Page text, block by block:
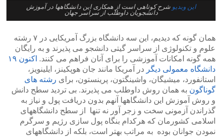
این ویدیو شرح کوتاهی است از همکاری این دانشگاهها در آموزش
دانشجویان داوطلب از سراسر جهان
همان گونه که دیدیم، این سه دانشگاه بزرگ آمریکایی در ۷ رشته
علوم و تکنولوژی از سراسر گیتی دانشجو می پذیرند و به رایگان
همه گونه امکانات آموزشی را برای آنان فراهم می کنند.
اکنون ۱۹
دانشگاه معمولی دیگر در آمریکا مانند جان هوپکینز، ایلینویز،
استانفورد، میشیگان، واشینگتون، پرینستون، برای رشته های
گوناگون به همان روش داوطلب می پذیرند. بی تردید سطح دانش
و روش آموزش این دانشگاهها آنهم بدون دریافت پول و نیاز به
گذراندن آزمونی سخت و زجر آور نه تنها از سطح دانشگاههای
اسلامی کشورمان که هرکدام بنگاه پول سازی رژیم و سرگرم
نمودن جوانان بوده به مراتب بهتر است، بلکه از دانشگاههای